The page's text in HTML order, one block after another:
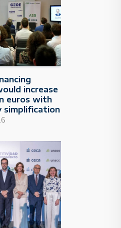
increase
euros with
simplification